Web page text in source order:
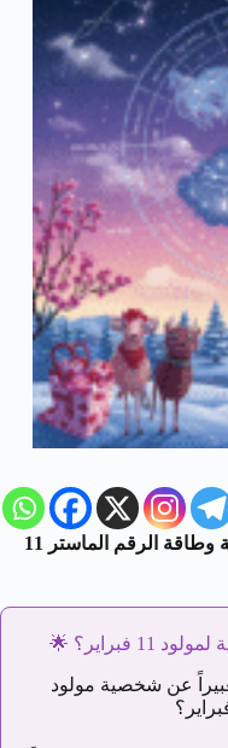
أسرار مولود 11 فبراير: رؤية الدلو الملهمة وطاقة الرقم الماستر 11
فبراير؟
🌟
عن شخصية مولود